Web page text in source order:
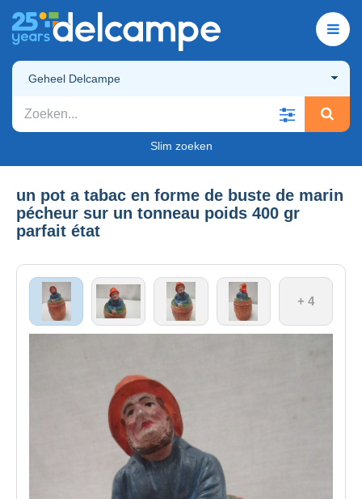
Geheel Delcampe
Slim zoeken
un pot a tabac en forme de buste de marin
pécheur sur un tonneau poids 400 gr
parfait état
+ 4